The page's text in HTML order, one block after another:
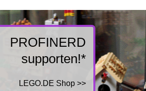
PROFINERD
supporten!*
LEGO.DE Shop >>